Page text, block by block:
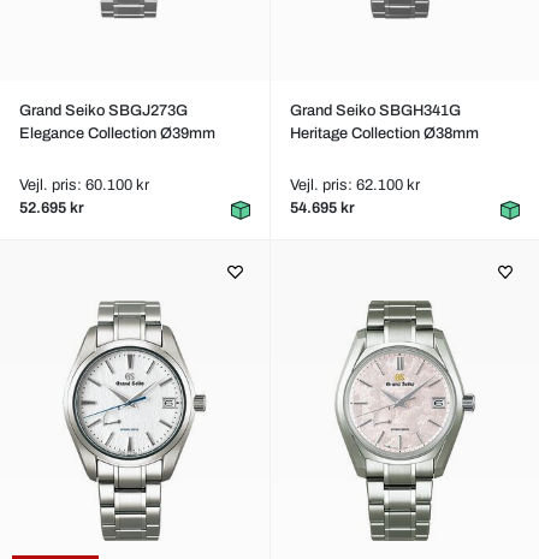
Grand Seiko SBGJ273G
Elegance Collection Ø39mm
Vejl. pris: 60.100 kr
52.695 kr
Grand Seiko SBGH341G
Heritage Collection Ø38mm
Vejl. pris: 62.100 kr
54.695 kr